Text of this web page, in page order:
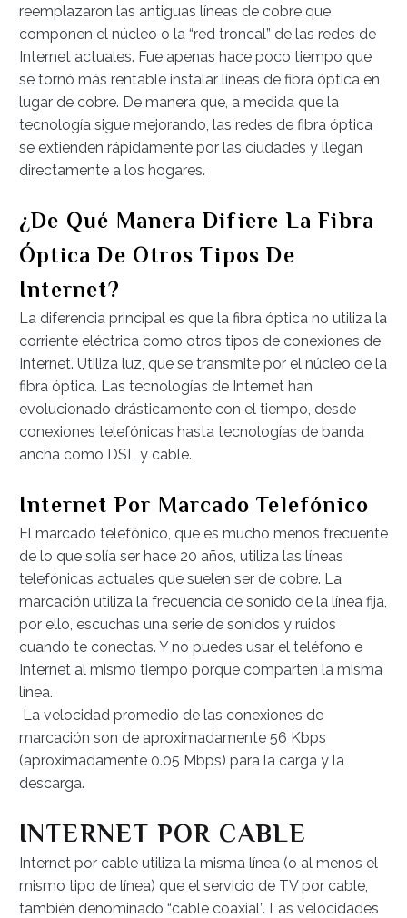
reemplazaron las antiguas líneas de cobre que
componen el núcleo o la “red troncal” de las redes de
Internet actuales. Fue apenas hace poco tiempo que
se tornó más rentable instalar líneas de fibra óptica en
lugar de cobre. De manera que, a medida que la
tecnología sigue mejorando, las redes de fibra óptica
se extienden rápidamente por las ciudades y llegan
directamente a los hogares.
¿De Qué Manera Difiere La Fibra
Óptica De Otros Tipos De
Internet?
La diferencia principal es que la fibra óptica no utiliza la
corriente eléctrica como otros tipos de conexiones de
Internet. Utiliza luz, que se transmite por el núcleo de la
fibra óptica. Las tecnologías de Internet han
evolucionado drásticamente con el tiempo, desde
conexiones telefónicas hasta tecnologías de banda
ancha como DSL y cable.
Internet Por Marcado Telefónico
El marcado telefónico, que es mucho menos frecuente
de lo que solía ser hace 20 años, utiliza las líneas
telefónicas actuales que suelen ser de cobre. La
marcación utiliza la frecuencia de sonido de la línea fija,
por ello, escuchas una serie de sonidos y ruidos
cuando te conectas. Y no puedes usar el teléfono e
Internet al mismo tiempo porque comparten la misma
línea.
La velocidad promedio de las conexiones de
marcación son de aproximadamente 56 Kbps
(aproximadamente 0.05 Mbps) para la carga y la
descarga.
INTERNET POR CABLE
Internet por cable utiliza la misma línea (o al menos el
mismo tipo de línea) que el servicio de TV por cable,
también denominado “cable coaxial”. Las velocidades